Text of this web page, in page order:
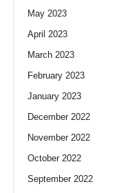
May 2023
April 2023
March 2023
February 2023
January 2023
December 2022
November 2022
October 2022
September 2022